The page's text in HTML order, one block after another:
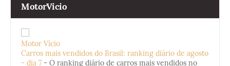
MotorVicio
Motor Vício
Carros mais vendidos do Brasil: ranking diário de agosto
- dia 7 - O ranking diário de carros mais vendidos no